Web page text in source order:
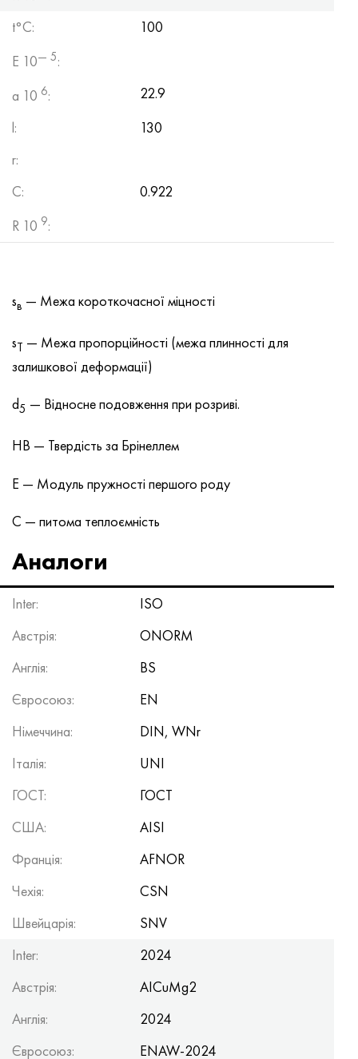
t°С:
100
E 10— 5:
a 10 6:
22.9
l:
130
r:
C:
0.922
R 10 9:
sв — Межа короткочасної міцності
sT — Межа пропорційності (межа плинності для
залишкової деформації)
d5 — Відносне подовження при розриві.
HB — Твердість за Брінеллем
E — Модуль пружності першого роду
C — питома теплоємність
Аналоги
Inter:
ISO
Австрія:
ONORM
Англія:
BS
Євросоюз:
EN
Німеччина:
DIN, WNr
Італія:
UNI
ГОСТ:
ГОСТ
США:
AISI
Франція:
AFNOR
Чехія:
CSN
Швейцарія:
SNV
Inter:
2024
Австрія:
AICuMg2
Англія:
2024
Євросоюз:
ENAW-2024